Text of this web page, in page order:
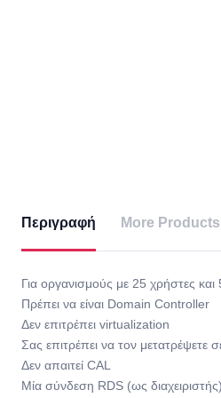
Περιγραφή More Products
Για οργανισμούς με 25 χρήστες
Πρέπει να είναι Domain Controller
Δεν επιτρέπει virtualization
Σας επιτρέπει να τον μετατρέψετε
Δεν απαιτεί CAL
Μία σύνδεση RDS (ως διαχειριστής)